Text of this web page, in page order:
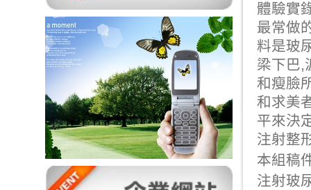
體驗實
最常做
料是玻
梁下巴,
和瘦臉
和求美
平來決
注射整
本組稿
注射玻